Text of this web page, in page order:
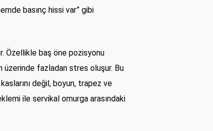
basınç hissi var” gibi
Özellikle baş öne pozisyonu
üzerinde fazladan stres oluşur. Bu
değil, boyun, trapez ve
ile servikal omurga arasındaki